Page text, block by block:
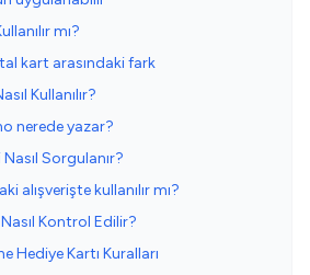
mı?
kart arasındaki fark
Kullanılır?
nerede yazar?
Sorgulanır?
alışverişte kullanılır mı?
Kontrol Edilir?
Hediye Kartı Kuralları